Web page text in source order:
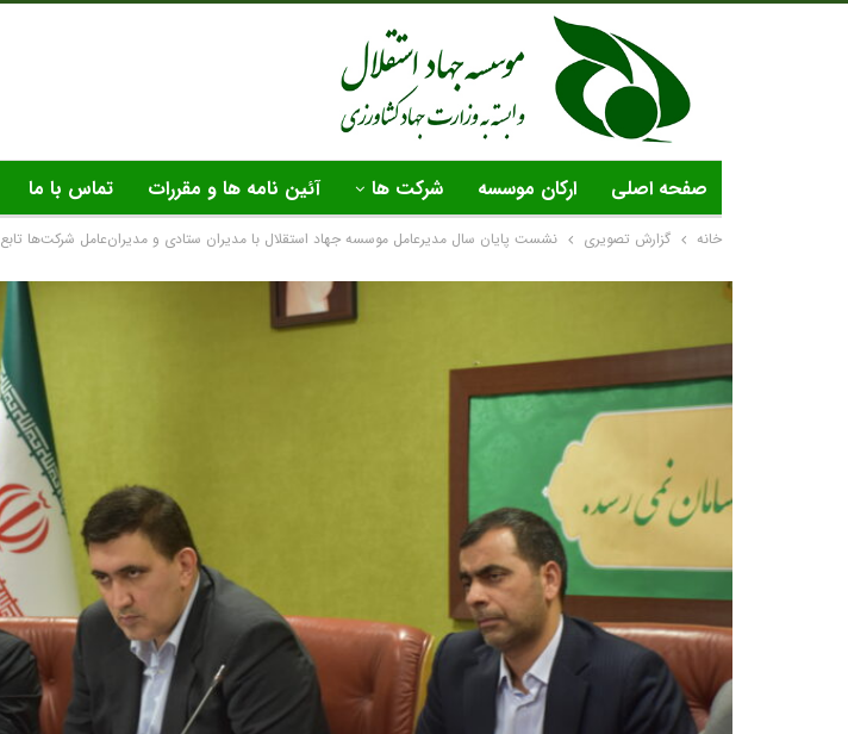
صفحه اصلی ارکان موسسه شرکت ها آئین نامه ها و مقررات تماس با ما
خانه گزارش تصویری نشست پایان سال مدیرعامل موسسه جهاد استقلال با مدیران ستادی و مدیران‌عامل شرکت‌‌ها تابع